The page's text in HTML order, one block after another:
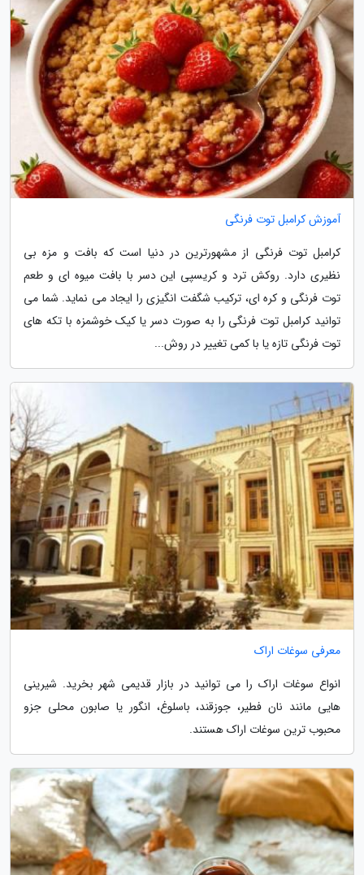
آموزش کرامبل توت فرنگی
کرامبل توت فرنگی از مشهورترین در دنیا است که بافت و مزه بی
نظیری دارد. روکش ترد و کریسپی این دسر با بافت میوه ای و طعم
توت فرنگی و کره ای، ترکیب شگفت انگیزی را ایجاد می نماید. شما می
توانید کرامبل توت فرنگی را به صورت دسر یا کیک خوشمزه با تکه های
توت فرنگی تازه یا با کمی تغییر در روش...
معرفی سوغات اراک
انواع سوغات اراک را می توانید در بازار قدیمی شهر بخرید. شیرینی
هایی مانند نان فطیر، جوزقند، باسلوغ، انگور یا صابون محلی جزو
محبوب ترین سوغات اراک هستند.